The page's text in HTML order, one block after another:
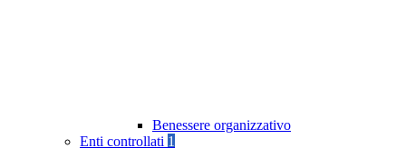
Benessere organizzativo
Enti controllati 1